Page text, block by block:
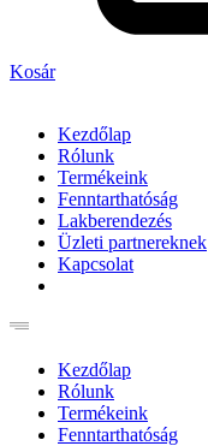
Kosár
Kezdőlap
Rólunk
Termékeink
Fenntarthatóság
Lakberendezés
Üzleti partnereknek
Kapcsolat
Kezdőlap
Rólunk
Termékeink
Fenntarthatóság